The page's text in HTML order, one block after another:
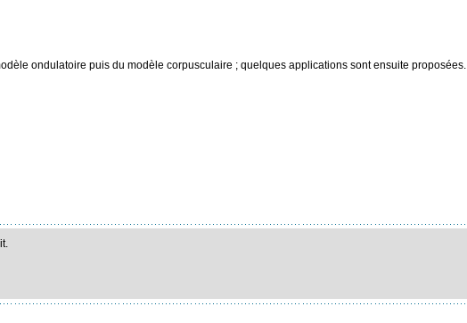
ondulatoire puis du modèle corpusculaire ; quelques applications sont ensuite proposées.